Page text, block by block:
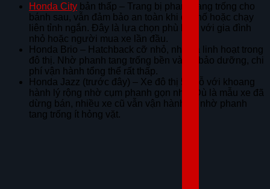
Honda City bản thấp – Trang bị phanh tang trống cho
bánh sau, vẫn đảm bảo an toàn khi đi phố hoặc chạy
liên tỉnh ngắn. Đây là lựa chọn phù hợp với gia đình
nhỏ hoặc người mua xe lần đầu.
Honda Brio – Hatchback cỡ nhỏ, nhẹ và linh hoạt trong
đô thị. Nhờ phanh tang trống bền và dễ bảo dưỡng, chi
phí vận hành tổng thể rất thấp.
Honda Jazz (trước đây) – Xe đô thị 5 chỗ với khoang
hành lý rộng nhờ cụm phanh gọn nhẹ. Dù là mẫu xe đã
dừng bán, nhiều xe cũ vẫn vận hành tốt nhờ phanh
tang trống ít hỏng vặt.